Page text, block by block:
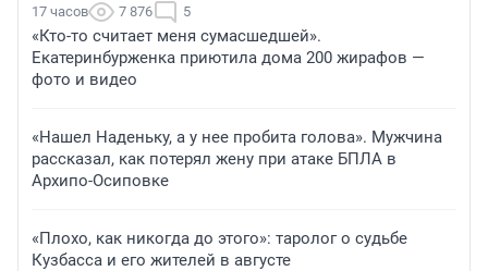
17 часов 7 876 5
«Кто-то считает меня сумасшедшей».
Екатеринбурженка приютила дома 200 жирафов —
фото и видео
«Нашел Наденьку, а у нее пробита голова». Мужчина
рассказал, как потерял жену при атаке БПЛА в
Архипо-Осиповке
«Плохо, как никогда до этого»: таролог о судьбе
Кузбасса и его жителей в августе